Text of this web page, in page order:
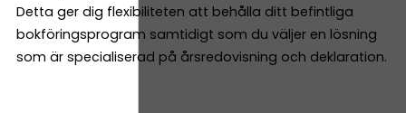
Detta ger dig flexibiliteten att behålla ditt befintliga
bokföringsprogram samtidigt som du väljer en lösning
som är specialiserad på årsredovisning och deklaration.